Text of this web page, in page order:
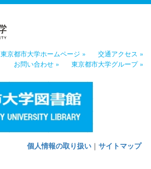
東京都市大学ホームページ »
交通アクセス »
お問い合わせ »
東京都市大学グループ »
個人情報の取り扱い ｜ サイトマップ